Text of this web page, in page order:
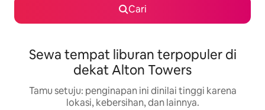
Cari
Sewa tempat liburan terpopuler di
dekat Alton Towers
Tamu setuju: penginapan ini dinilai tinggi karena
lokasi, kebersihan, dan lainnya.